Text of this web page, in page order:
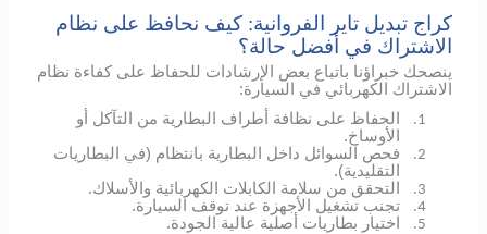
كراج تبديل تاير الفروانية: كيف نحافظ على نظام
الاشتراك في أفضل حالة؟
ينصحك خبراؤنا باتباع بعض الإرشادات للحفاظ على كفاءة نظام
الاشتراك الكهربائي في السيارة:
1.
الحفاظ على نظافة أطراف البطارية من التآكل أو
الأوساخ.
2.
فحص السوائل داخل البطارية بانتظام (في البطاريات
التقليدية).
3. التحقق من سلامة الكابلات الكهربائية والأسلاك.
4. تجنب تشغيل الأجهزة عند توقف السيارة.
5. اختيار بطاريات أصلية عالية الجودة.